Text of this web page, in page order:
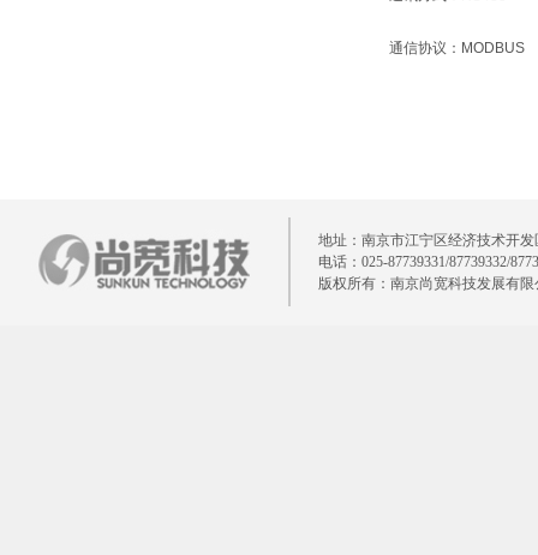
通信协议： MODBUS
地址：南京市江宁区经济技术开发
电话：025-87739331/87739332/
版权所有：南京尚宽科技发展有